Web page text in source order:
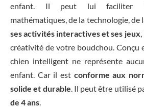
enfant. Il peut lui faciliter
mathématiques, de la technologie, de
ses activités interactives et ses jeux
créativité de votre boudchou. Conçu
chien intelligent ne représente
enfant. Car il est conforme aux
solide et durable. Il peut être utilisé
de 4 ans.